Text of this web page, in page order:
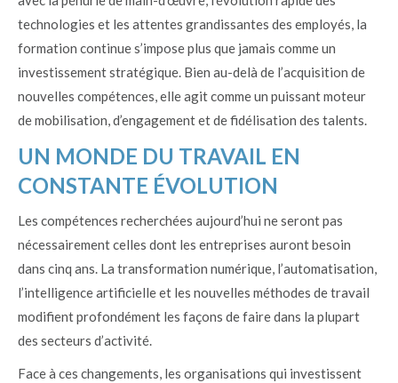
technologies et les attentes grandissantes des employés, la
formation continue s’impose plus que jamais comme un
investissement stratégique. Bien au-delà de l’acquisition de
nouvelles compétences, elle agit comme un puissant moteur
de mobilisation, d’engagement et de fidélisation des talents.
UN MONDE DU TRAVAIL EN
CONSTANTE ÉVOLUTION
Les compétences recherchées aujourd’hui ne seront pas
nécessairement celles dont les entreprises auront besoin
dans cinq ans. La transformation numérique, l’automatisation,
l’intelligence artificielle et les nouvelles méthodes de travail
modifient profondément les façons de faire dans la plupart
des secteurs d’activité.
Face à ces changements, les organisations qui investissent